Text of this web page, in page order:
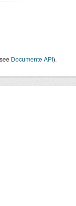
Documente API).